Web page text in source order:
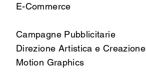
E-Commerce
Campagne Pubblicitarie
Direzione Artistica e Creazione
Motion Graphics